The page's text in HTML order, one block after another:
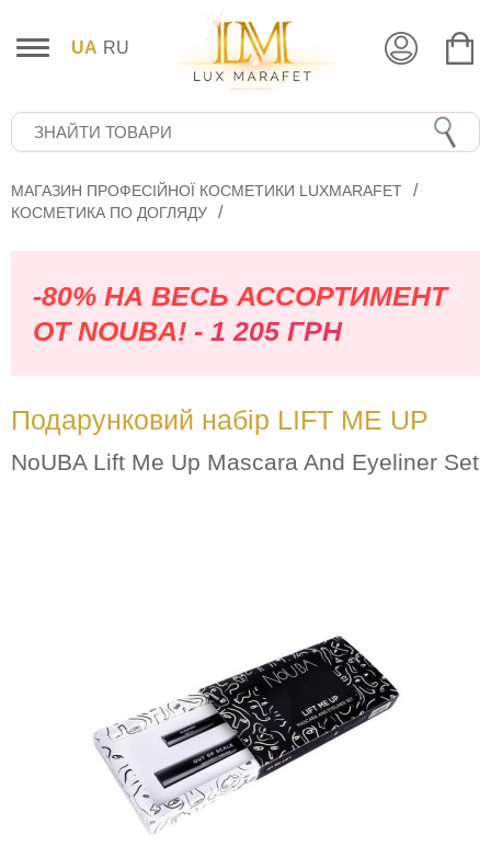
UA RU
МАГАЗИН ПРОФЕСІЙНОЇ КОСМЕТИКИ LUXMARAFET
КОСМЕТИКА ПО ДОГЛЯДУ
-80% НА ВЕСЬ АССОРТИМЕНТ
ОТ NOUBA! - 1 205 ГРН
Подарунковий набір LIFT ME UP
NoUBA Lift Me Up Mascara And Eyeliner Set